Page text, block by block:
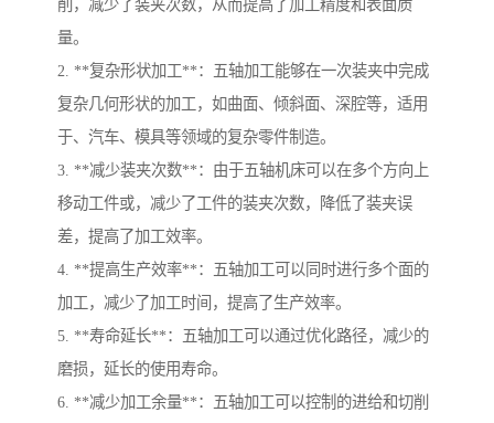
削，减少了装夹次数，从而提高了加工精度和表面质
量。
2. **复杂形状加工**：五轴加工能够在一次装夹中完成
复杂几何形状的加工，如曲面、倾斜面、深腔等，适用
于、汽车、模具等领域的复杂零件制造。
3. **减少装夹次数**：由于五轴机床可以在多个方向上
移动工件或，减少了工件的装夹次数，降低了装夹误
差，提高了加工效率。
4. **提高生产效率**：五轴加工可以同时进行多个面的
加工，减少了加工时间，提高了生产效率。
5. **寿命延长**：五轴加工可以通过优化路径，减少的
磨损，延长的使用寿命。
6. **减少加工余量**：五轴加工可以控制的进给和切削